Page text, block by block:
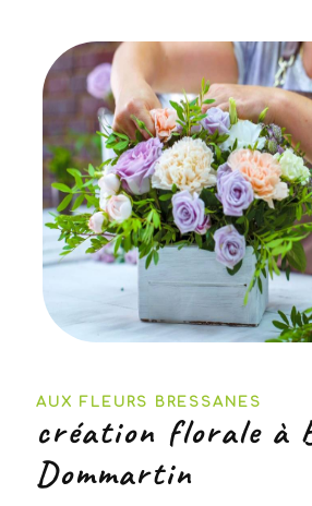
AUX FLEURS BRESSANES
création florale à
Dommartin